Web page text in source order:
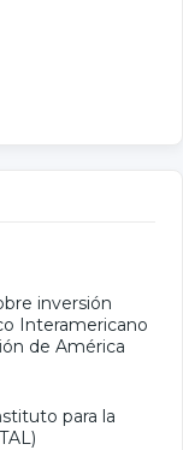
inversión
Interamericano
de América
para la